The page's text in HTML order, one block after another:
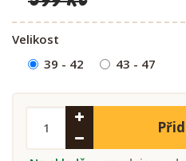
Velikost
39 - 42
43 - 47